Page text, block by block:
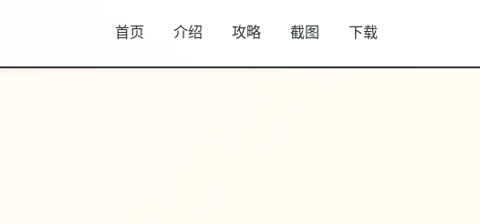
首页 介绍 攻略 截图 下载